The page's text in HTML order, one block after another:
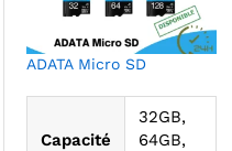
ADATA Micro SD
Capacité
32GB,
64GB,